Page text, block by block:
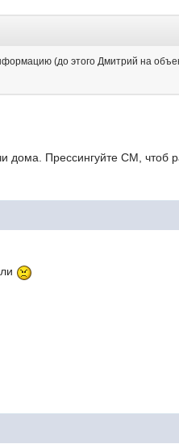
(до этого Дмитрий на
дома. Прессингуйте СМ, чтоб